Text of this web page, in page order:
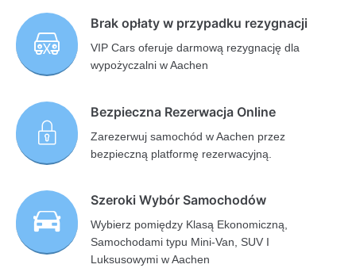
Brak opłaty w przypadku rezygnacji
VIP Cars oferuje darmową rezygnację dla
wypożyczalni w Aachen
Bezpieczna Rezerwacja Online
Zarezerwuj samochód w Aachen przez
bezpieczną platformę rezerwacyjną.
Szeroki Wybór Samochodów
Wybierz pomiędzy Klasą Ekonomiczną,
Samochodami typu Mini-Van, SUV I
Luksusowymi w Aachen